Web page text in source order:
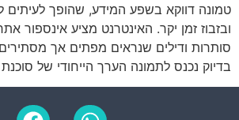
טמונה דווקא בשפע המידע, שהופך לעיתים
ובזבוז זמן יקר. האינטרנט מציע אינספור
סותרות ודילים שנראים מפתים אך
בדיוק נכנס לתמונה הערך הייחודי של